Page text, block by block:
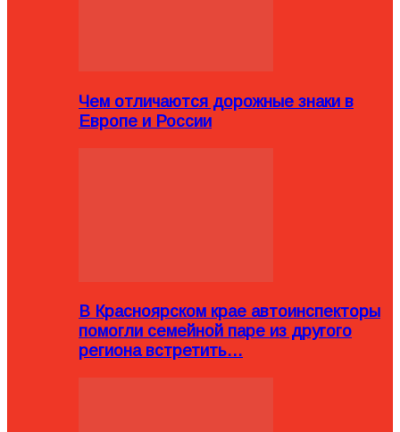
Чем отличаются дорожные знаки в
Европе и России
В Красноярском крае автоинспекторы
помогли семейной паре из другого
региона встретить…